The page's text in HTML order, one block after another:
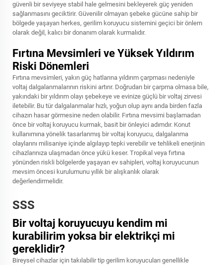
güvenli bir seviyeye stabil hale gelmesini bekleyerek güç yeniden
sağlanmasını geciktirir. Güvenilir olmayan şebeke gücüne sahip bir
bölgede yaşayan herkes, gerilim koruyucu sistemini geçici bir önlem
olarak değil, kalıcı bir donanım olarak kurmalıdır.
Fırtına Mevsimleri ve Yüksek Yıldırım
Riski Dönemleri
Fırtına mevsimleri, yakın güç hatlarına yıldırım çarpması nedeniyle
voltaj dalgalanmalarının riskini artırır. Doğrudan bir çarpma olmasa bile,
yakındaki bir yıldırım olayı şebekeye ve evinize güçlü bir voltaj zirvesi
iletebilir. Bu tür dalgalanmalar hızlı, yoğun olup aynı anda birden fazla
cihazın hasar görmesine neden olabilir. Fırtına mevsimi başlamadan
önce bir voltaj koruyucu kurmak, basit bir önleyici adımdır. Konut
kullanımına yönelik tasarlanmış bir voltaj koruyucu, dalgalanma
olaylarını milisaniye içinde algılayıp tepki verebilir ve tehlikeli enerjinin
cihazlarınıza ulaşmadan önce yükü keser. Tropikal veya fırtına
yönünden riskli bölgelerde yaşayan ev sahipleri, voltaj koruyucunun
mevsim öncesi kurulumunu yıllık bir alışkanlık olarak
değerlendirmelidir.
SSS
Bir voltaj koruyucuyu kendim mi
kurabilirim yoksa bir elektrikçi mi
gereklidir?
Bireysel cihazlar için takılabilir tip gerilim koruyucuları genellikle